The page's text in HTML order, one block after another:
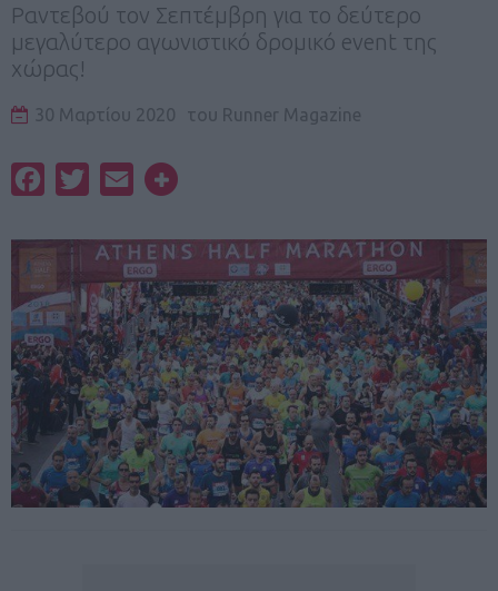
Ραντεβού τον Σεπτέμβρη για το δεύτερο
μεγαλύτερο αγωνιστικό δρομικό event της
χώρας!
30 Μαρτίου 2020 του Runner Magazine
FacebookTwitterEmail